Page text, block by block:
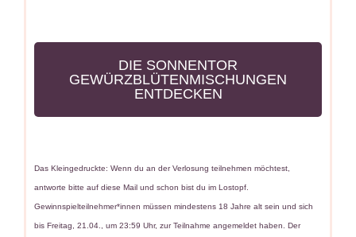
DIE SONNENTOR
GEWÜRZBLÜTENMISCHUNGEN
ENTDECKEN
Das Kleingedruckte: Wenn du an der Verlosung teilnehmen möchtest,
antworte bitte auf diese Mail und schon bist du im Lostopf.
Gewinnspielteilnehmer*innen müssen mindestens 18 Jahre alt sein und sich
bis Freitag, 21.04., um 23:59 Uhr, zur Teilnahme angemeldet haben. Der